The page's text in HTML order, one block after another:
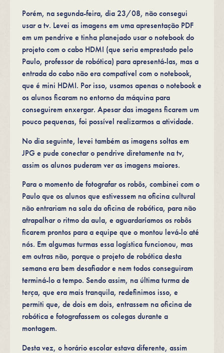
Porém, na segunda-feira, dia 23/08, não consegui
usar a tv. Levei as imagens em uma apresentação PDF
em um pendrive e tinha planejado usar o notebook do
projeto com o cabo HDMI (que seria emprestado pelo
Paulo, professor de robótica) para apresentá-las, mas a
entrada do cabo não era compatível com o notebook,
que é mini HDMI. Por isso, usamos apenas o notebook e
os alunos ficaram no entorno da máquina para
conseguirem enxergar. Apesar das imagens ficarem um
pouco pequenas, foi possível realizarmos a atividade.
No dia seguinte, levei também as imagens soltas em
JPG e pude conectar o pendrive diretamente na tv,
assim os alunos puderam ver as imagens maiores.
Para o momento de fotografar os robôs, combinei com o
Paulo que os alunos que estivessem na oficina cultural
não entrariam na sala da oficina de robótica, para não
atrapalhar o ritmo da aula, e aguardaríamos os robôs
ficarem prontos para a equipe que o montou levá-lo até
nós. Em algumas turmas essa logística funcionou, mas
em outras não, porque o projeto de robótica desta
semana era bem desafiador e nem todos conseguiram
terminá-lo a tempo. Sendo assim, na última turma de
terça, que era mais tranquila, redefinimos isso, e
permiti que, de dois em dois, entrassem na oficina de
robótica e fotografassem os colegas durante a
montagem.
Desta vez, o horário escolar estava diferente, assim